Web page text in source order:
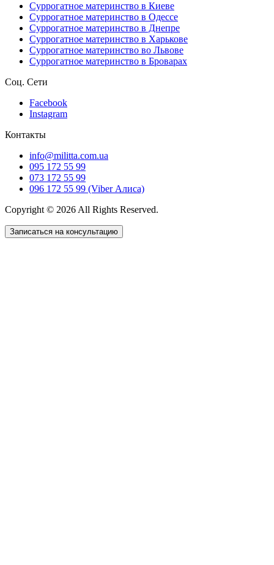
Суррогатное материнство в Киеве
Суррогатное материнство в Одессе
Суррогатное материнство в Днепре
Суррогатное материнство в Харькове
Суррогатное материнство во Львове
Суррогатное материнство в Броварах
Соц. Сети
Facebook
Instagram
Контакты
info@militta.com.ua
095 172 55 99
073 172 55 99
096 172 55 99 (Viber Алиса)
Copyright © 2026 All Rights Reserved.
Записаться на консультацию